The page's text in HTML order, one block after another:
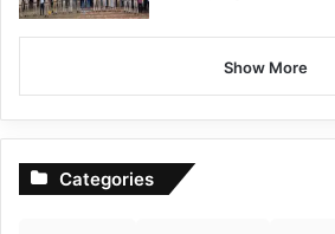
Show More
Categories